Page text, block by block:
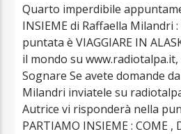
Quarto imperdibile
INSIEME di Raffaella Milandri
puntata è VIAGGIARE IN
il mondo su
Sognare Se avete domande
Milandri inviatele su
Autrice vi risponderà nella
PARTIAMO INSIEME : COME ,